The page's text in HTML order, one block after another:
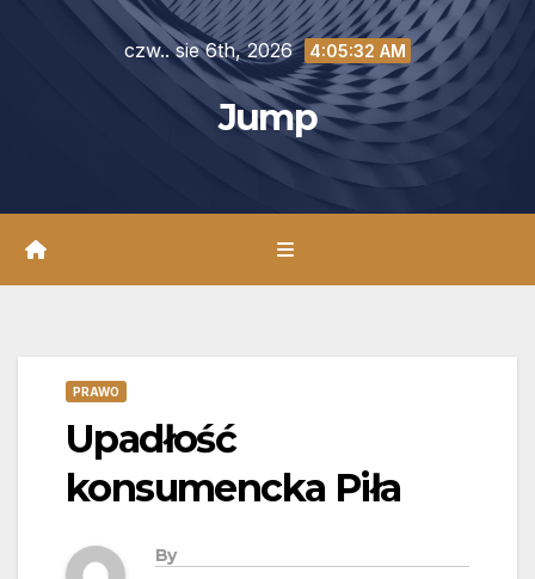
czw.. sie 6th, 2026 4:05:33 AM
Jump
PRAWO
Upadłość
konsumencka Piła
By